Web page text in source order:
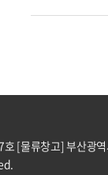
[물류창고] 부산광